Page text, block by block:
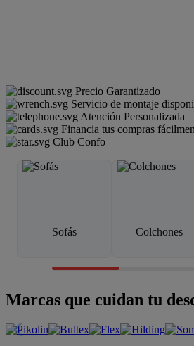
Precio Garantizado
Servicio de montaje
Atención Personalizada
Financia tus compras
Club Confo
Sofás Colchones
Marcas que cuidan tu